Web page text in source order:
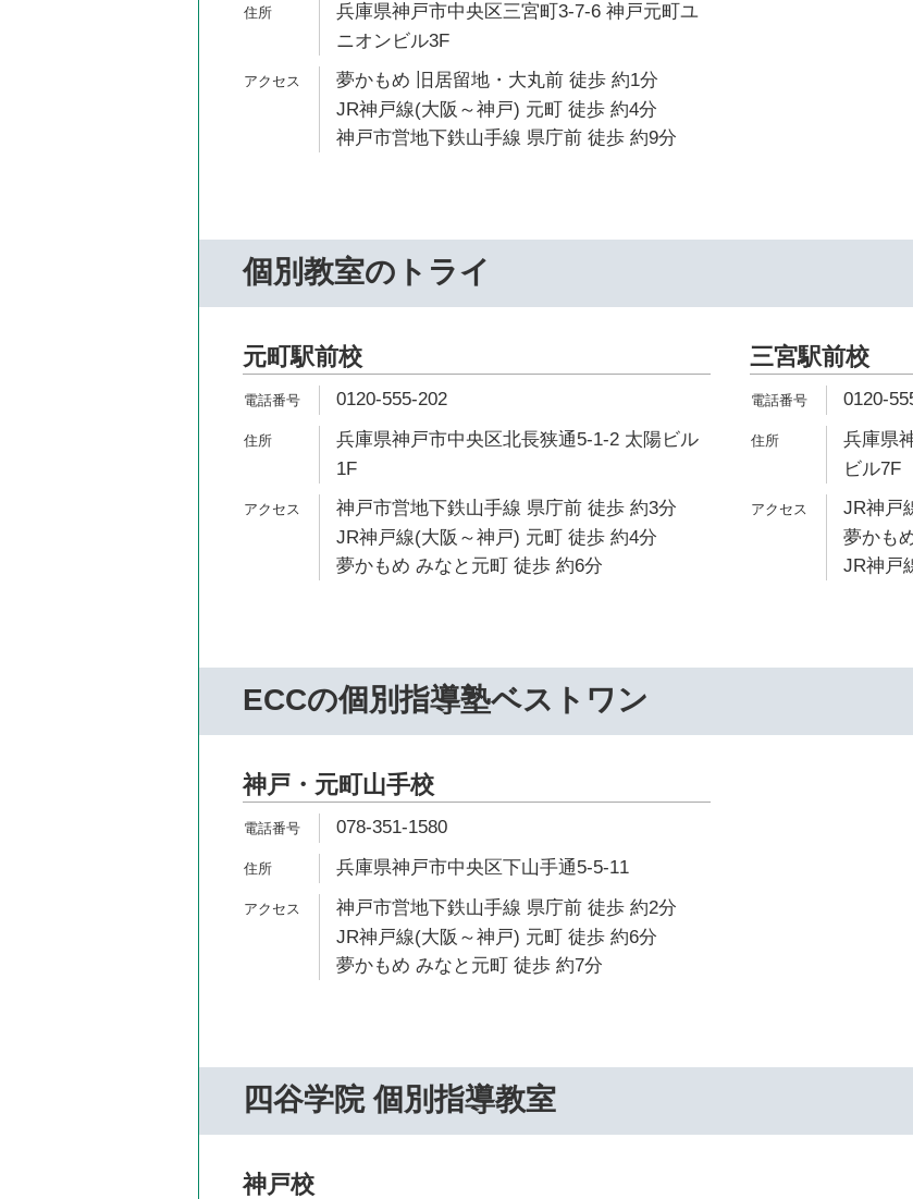
兵庫県神戸市中央区三宮町3-7-6 神戸元町ユ
ニオンビル3F
夢かもめ 旧居留地・大丸前 徒歩 約1分
JR神戸線(大阪～神戸) 元町 徒歩 約4分
神戸市営地下鉄山手線 県庁前 徒歩 約9分
個別教室のトライ
元町駅前校
0120-555-202
兵庫県神戸市中央区北長狭通5-1-2 太陽ビル
1F
神戸市営地下鉄山手線 県庁前 徒歩 約3分
JR神戸線(大阪～神戸) 元町 徒歩 約4分
夢かもめ みなと元町 徒歩 約6分
三宮駅前校
0120-
兵庫県
ビル7F
JR神戸
夢かも
JR神戸
ECCの個別指導塾ベストワン
神戸・元町山手校
078-351-1580
兵庫県神戸市中央区下山手通5-5-11
神戸市営地下鉄山手線 県庁前 徒歩 約2分
JR神戸線(大阪～神戸) 元町 徒歩 約6分
夢かもめ みなと元町 徒歩 約7分
四谷学院 個別指導教室
神戸校